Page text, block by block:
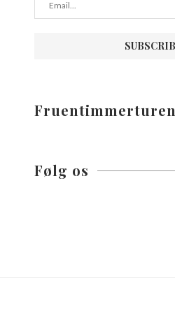
Fruentimmerturen
Følg os